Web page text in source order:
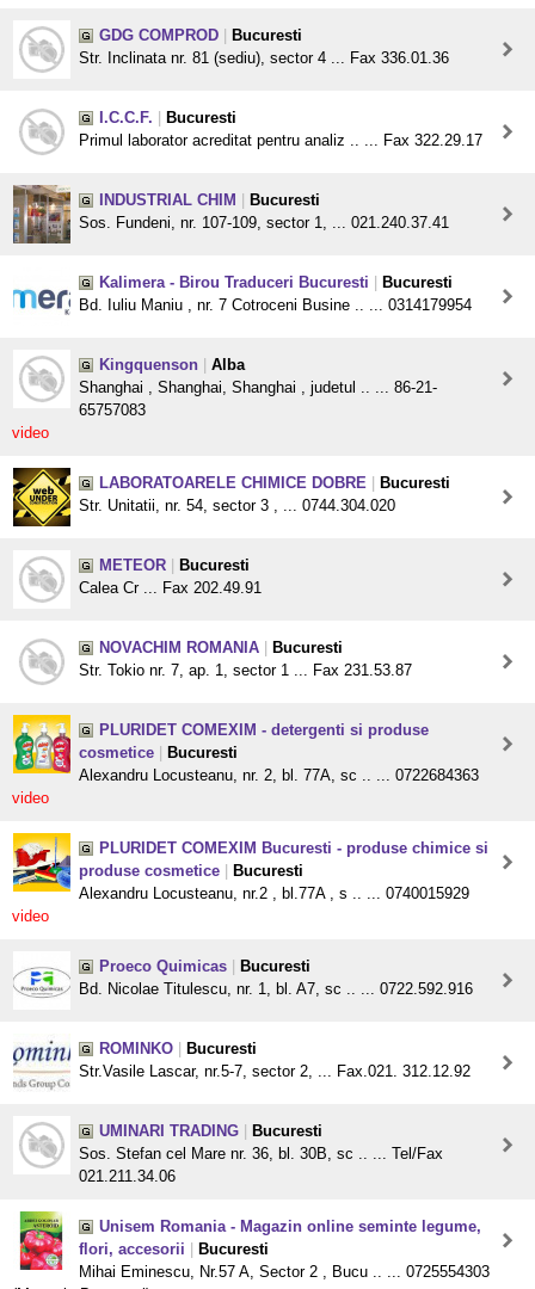
GDG COMPROD
Bucuresti
Str. Inclinata nr. 81 (sediu), sector 4 ... Fax 336.01.36
I.C.C.F.
Bucuresti
Primul laborator acreditat pentru analiz .. ... Fax 322.29.17
INDUSTRIAL CHIM
Bucuresti
Sos. Fundeni, nr. 107-109, sector 1, ... 021.240.37.41
Kalimera - Birou Traduceri Bucuresti
Bucuresti
Bd. Iuliu Maniu , nr. 7 Cotroceni Busine .. ... 0314179954
Kingquenson
Alba
Shanghai , Shanghai, Shanghai , judetul .. ... 86-21-
65757083
video
LABORATOARELE CHIMICE DOBRE
Bucuresti
Str. Unitatii, nr. 54, sector 3 , ... 0744.304.020
METEOR
Bucuresti
Calea Cr ... Fax 202.49.91
NOVACHIM ROMANIA
Bucuresti
Str. Tokio nr. 7, ap. 1, sector 1 ... Fax 231.53.87
PLURIDET COMEXIM - detergenti si produse
cosmetice
Bucuresti
Alexandru Locusteanu, nr. 2, bl. 77A, sc .. ... 0722684363
video
PLURIDET COMEXIM Bucuresti - produse chimice si
produse cosmetice
Bucuresti
Alexandru Locusteanu, nr.2 , bl.77A , s .. ... 0740015929
video
Proeco Quimicas
Bucuresti
Bd. Nicolae Titulescu, nr. 1, bl. A7, sc .. ... 0722.592.916
ROMINKO
Bucuresti
Str.Vasile Lascar, nr.5-7, sector 2, ... Fax.021. 312.12.92
UMINARI TRADING
Bucuresti
Sos. Stefan cel Mare nr. 36, bl. 30B, sc .. ... Tel/Fax
021.211.34.06
Unisem Romania - Magazin online seminte legume,
flori, accesorii
Bucuresti
Mihai Eminescu, Nr.57 A, Sector 2 , Bucu .. ... 0725554303